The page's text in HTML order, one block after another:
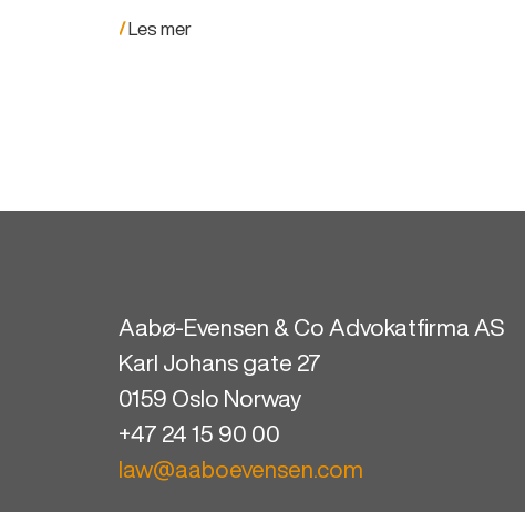
Les mer
Aabø-Evensen & Co Advokatfirma AS
Karl Johans gate 27
0159 Oslo Norway
+47 24 15 90 00
law@aaboevensen.com